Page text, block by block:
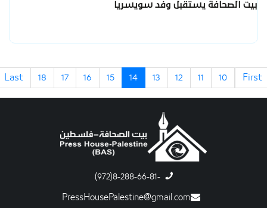
بيت الصحافة يستقبل وفد سويسرياً
First
10
11
12
13
14
15
16
17
18
Last
-8-288-66-81(972)
PressHousePalestine@gmail.com